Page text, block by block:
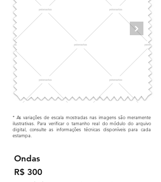
* As variações de escala mostradas nas imagens são meramente
ilustrativas. Para verificar o tamanho real do módulo do arquivo
digital, consulte as informações técnicas disponíveis para cada
estampa.
Ondas
R$ 300